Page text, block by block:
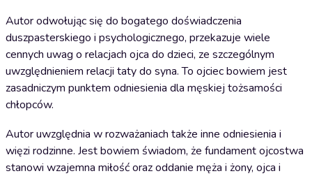
Autor odwołując się do bogatego doświadczenia
duszpasterskiego i psychologicznego, przekazuje wiele
cennych uwag o relacjach ojca do dzieci, ze szczególnym
uwzględnieniem relacji taty do syna. To ojciec bowiem jest
zasadniczym punktem odniesienia dla męskiej tożsamości
chłopców.
Autor uwzględnia w rozważaniach także inne odniesienia i
więzi rodzinne. Jest bowiem świadom, że fundament ojcostwa
stanowi wzajemna miłość oraz oddanie męża i żony, ojca i